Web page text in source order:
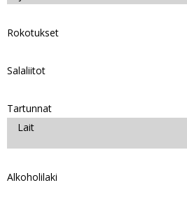
Rokotukset
Salaliitot
Tartunnat
Lait
Alkoholilaki